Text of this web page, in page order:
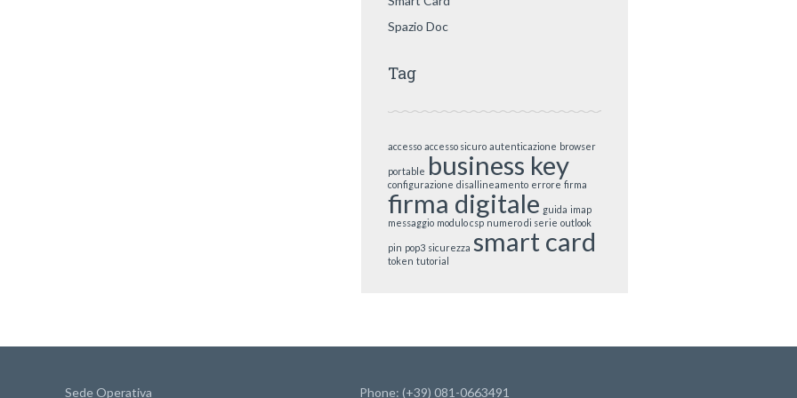
Spazio Doc
Tag
accesso accesso sicuro autenticazione browser
portable business key
configurazione disallineamento errore firma
firma digitale guida imap
messaggio modulo csp numero di serie outlook
pin pop3 sicurezza smart card
token tutorial
Sede Operativa Phone: (+39) 081-0663491